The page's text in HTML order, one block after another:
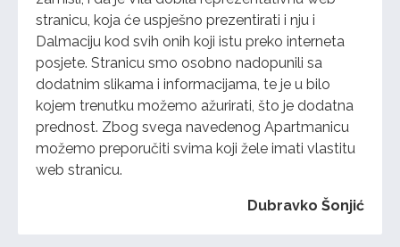
stranicu, koja će uspješno prezentirati i nju i
Dalmaciju kod svih onih koji istu preko interneta
posjete. Stranicu smo osobno nadopunili sa
dodatnim slikama i informacijama, te je u bilo
kojem trenutku možemo ažurirati, što je dodatna
prednost. Zbog svega navedenog Apartmanicu
možemo preporučiti svima koji žele imati vlastitu
web stranicu.
Dubravko Šonjić